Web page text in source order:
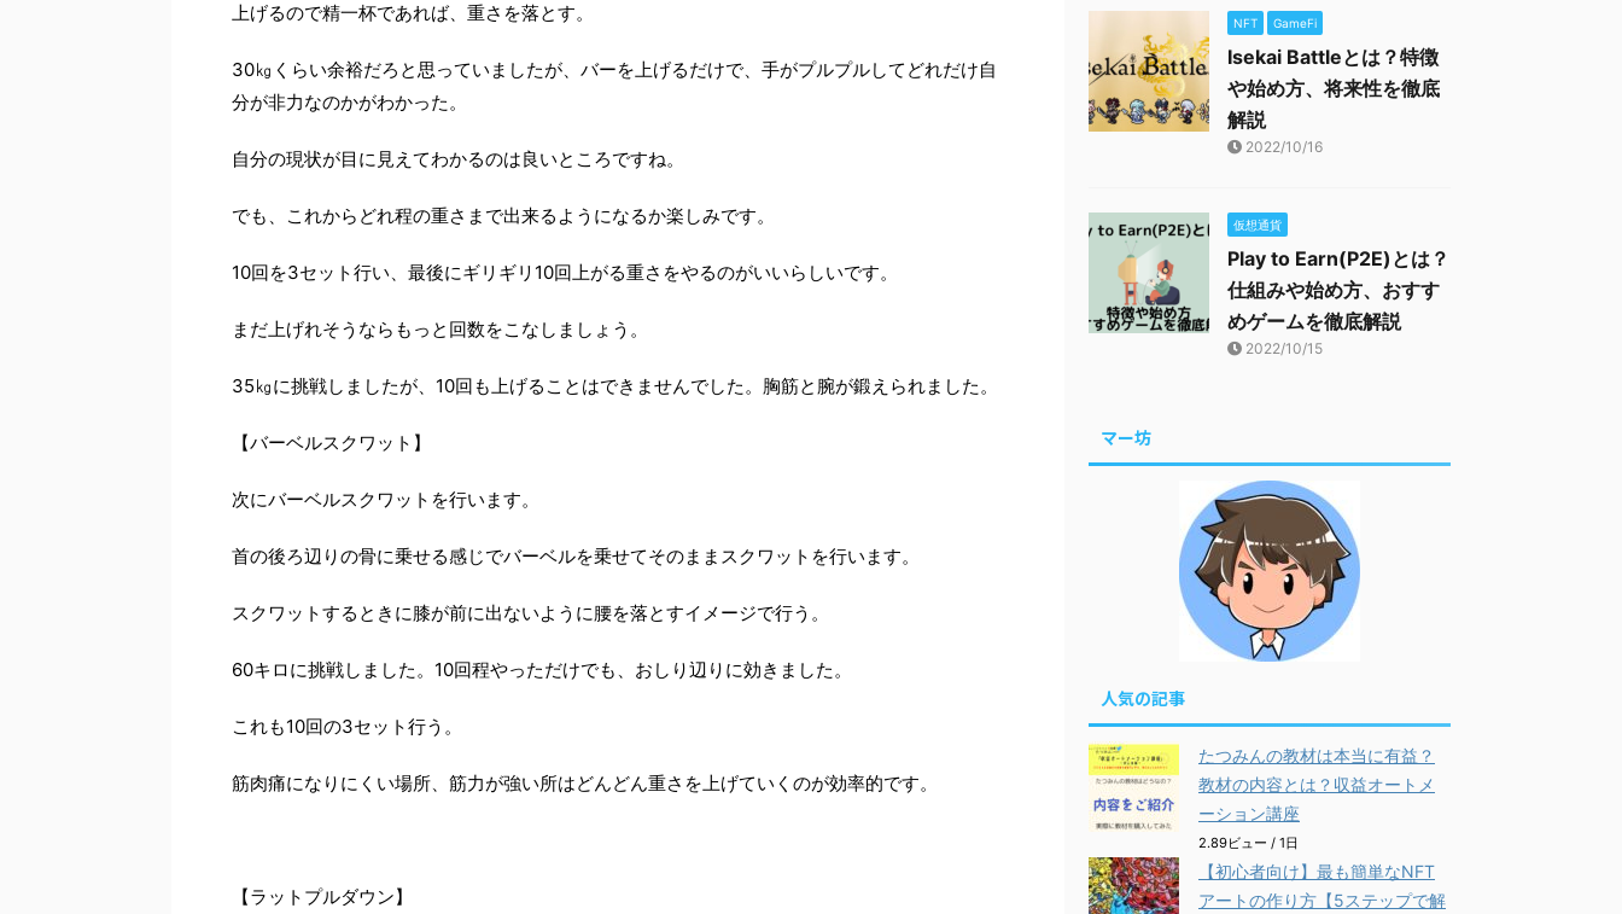
上げるので精一杯であれば、重さを落とす。
30㎏くらい余裕だろと思っていましたが、バーを上げるだけで、手がプルプルしてどれだけ自
分が非力なのかがわかった。
自分の現状が目に見えてわかるのは良いところですね。
でも、これからどれ程の重さまで出来るようになるか楽しみです。
10回を3セット行い、最後にギリギリ10回上がる重さをやるのがいいらしいです。
まだ上げれそうならもっと回数をこなしましょう。
35㎏に挑戦しましたが、10回も上げることはできませんでした。胸筋と腕が鍛えられました。
【バーベルスクワット】
次にバーベルスクワットを行います。
首の後ろ辺りの骨に乗せる感じでバーベルを乗せてそのままスクワットを行います。
スクワットするときに膝が前に出ないように腰を落とすイメージで行う。
60キロに挑戦しました。10回程やっただけでも、おしり辺りに効きました。
これも10回の3セット行う。
筋肉痛になりにくい場所、筋力が強い所はどんどん重さを上げていくのが効率的です。
【ラットプルダウン】
NFT GameFi
Isekai Battleとは？特徴
や始め方、将来性を徹底
解説
2022/10/16
仮想通貨
Play to Earn(P2E)とは？
仕組みや始め方、おすす
めゲームを徹底解説
2022/10/15
マー坊
人気の記事
たつみんの教材は本当に有益？
教材の内容とは？収益オートメ
ーション講座
2.89ビュー / 1日
【初心者向け】最も簡単なNFT
アートの作り方【5ステップで解